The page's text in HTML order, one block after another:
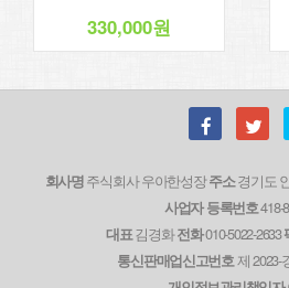
330,000원
회사명주식회사 우아한성장주소경기도
사업자 등록번호418-
대표김경화전화010-5022-2633
통신판매업신고번호제 2023-